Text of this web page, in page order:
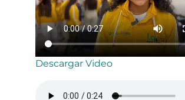
Descargar Video